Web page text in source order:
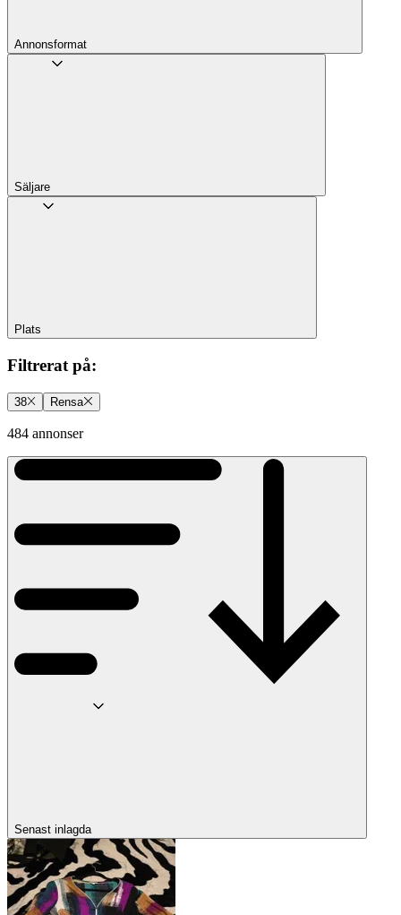
Annons­format
Säljare
Plats
Filtrerat på:
38 Rensa
484 annonser
Senast inlagda